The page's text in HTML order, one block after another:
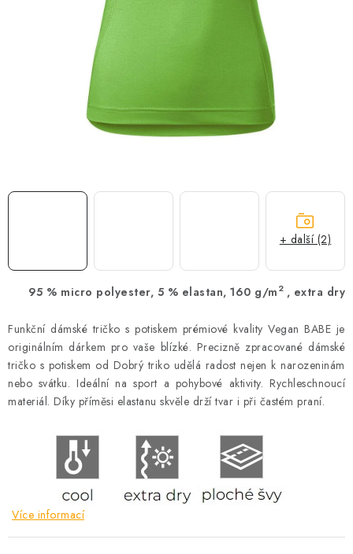
PROVIZNÍ SYSTÉM
Časté otázky
Doprava a platba
Obchodní podmínky
95 % micro polyester, 5 % elastan, 160 g/m 2 , extra dry
Funkční dámské tričko s potiskem prémiové kvality Vegan BABE je
originálním dárkem pro vaše blízké. Precizně zpracované dámské
tričko s potiskem od Dobrý triko udělá radost nejen k narozeninám
nebo svátku. Ideální na sport a pohybové aktivity. Rychleschnoucí
materiál. Díky příměsi elastanu skvěle drží tvar i při častém praní.
Více informací
+ další (2)